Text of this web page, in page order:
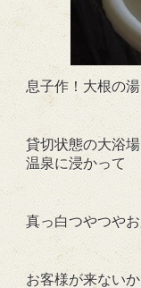
息子作！大根の
貸切状態の大浴
温泉に浸かって
真っ白つやつや
お客様が来ない